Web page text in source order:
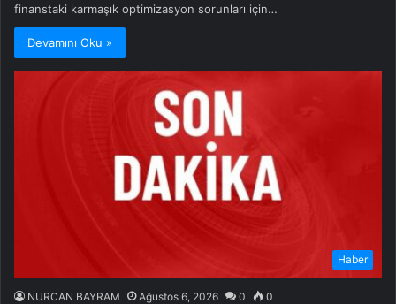
finanstaki karmaşık optimizasyon sorunları için…
Devamını Oku »
Haber
NURCAN BAYRAM Ağustos 6, 2026 0 0